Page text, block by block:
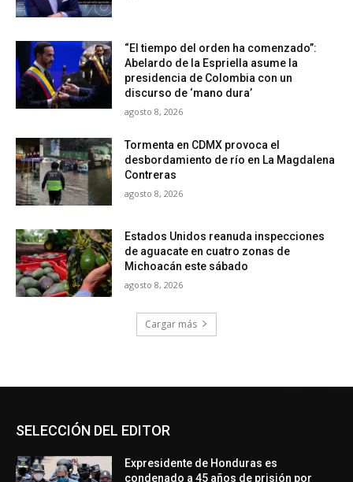
“El tiempo del orden ha comenzado”:
Abelardo de la Espriella asume la
presidencia de Colombia con un
discurso de ‘mano dura’
agosto 8, 2026
Tormenta en CDMX provoca el
desbordamiento de río en La Magdalena
Contreras
agosto 8, 2026
Estados Unidos reanuda inspecciones
de aguacate en cuatro zonas de
Michoacán este sábado
agosto 8, 2026
Cargar más
SELECCIÓN DEL EDITOR
Expresidente de Honduras es
condenado a 45 años de prisión por